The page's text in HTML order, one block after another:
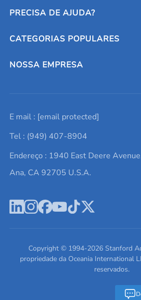
PRECISA DE AJUDA?
Conversores e calculadoras
Entre em contato conosco
Lista de consultas
Termos e Condições
Política de Privacidade
CATEGORIAS POPULARES
Metais refratários
Elementos de terras raras
Alvos de pulverização catódica
Ácido hialurônico
NOSSA EMPRESA
Promoções atuais
Notícias e blogs
Estudos de caso
Escreva para nós
E mail : [email protected]
Tel : (949) 407-8904
Endereço : 1940 East Deere
Ana, CA 92705 U.S.A.
Copyright © 1994-2026Stanford
propriedade da Oceania International
reservados.